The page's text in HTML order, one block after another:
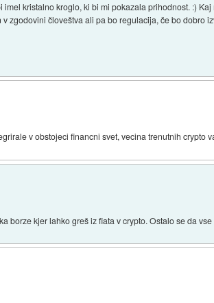
kristalno kroglo, ki bi mi pokazala prihodnost. :)
zgodovini človeštva ali pa bo regulacija, če bo dobro
v obstojeci financni svet, vecina trenutnih crypto
borze kjer lahko greš iz fiata v crypto. Ostalo se da